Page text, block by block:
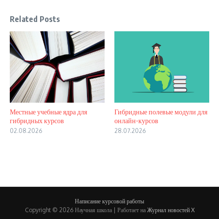
Related Posts
Местные учебные ядра для
гибридных курсов
02.08.2026
Гибридные полевые модули для
онлайн-курсов
28.07.2026
Написание курсовой работы
Copyright © 2026 Научная школа | Работает на Журнал новостей X